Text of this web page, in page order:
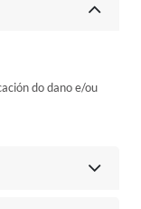
do dano e/ou